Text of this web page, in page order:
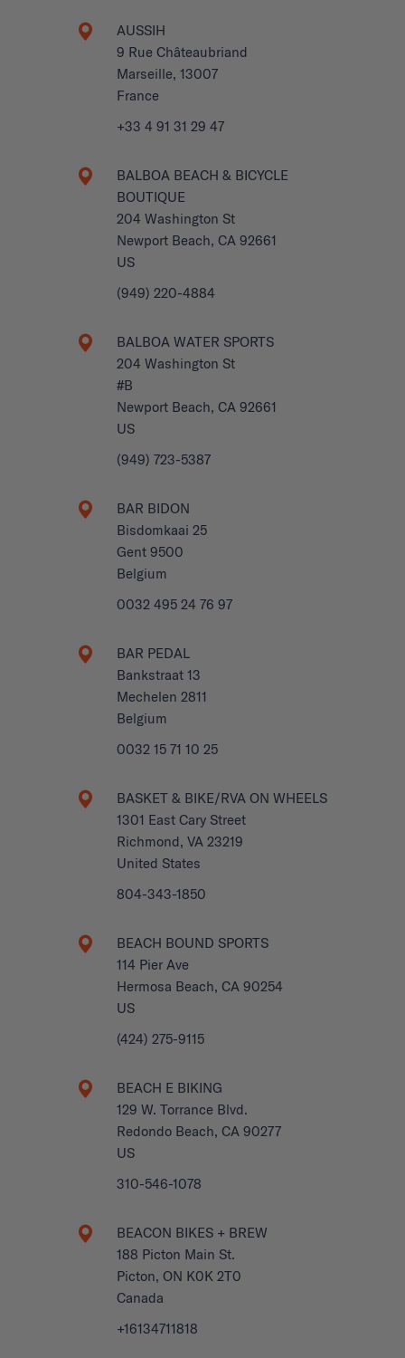
AUSSIH
9 Rue Châteaubriand
Marseille, 13007
France
+33 4 91 31 29 47
BALBOA BEACH & BICYCLE
BOUTIQUE
204 Washington St
Newport Beach, CA 92661
US
(949) 220-4884
BALBOA WATER SPORTS
204 Washington St
#B
Newport Beach, CA 92661
US
(949) 723-5387
BAR BIDON
Bisdomkaai 25
Gent 9500
Belgium
0032 495 24 76 97
BAR PEDAL
Bankstraat 13
Mechelen 2811
Belgium
0032 15 71 10 25
BASKET & BIKE/RVA ON WHEELS
1301 East Cary Street
Richmond, VA 23219
United States
804-343-1850
BEACH BOUND SPORTS
114 Pier Ave
Hermosa Beach, CA 90254
US
(424) 275-9115
BEACH E BIKING
129 W. Torrance Blvd.
Redondo Beach, CA 90277
US
310-546-1078
BEACON BIKES + BREW
188 Picton Main St.
Picton, ON K0K 2T0
Canada
+16134711818